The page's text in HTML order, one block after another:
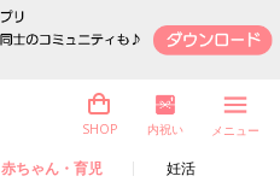
赤ちゃん・育児 妊活
SHOP 内祝い メニュー